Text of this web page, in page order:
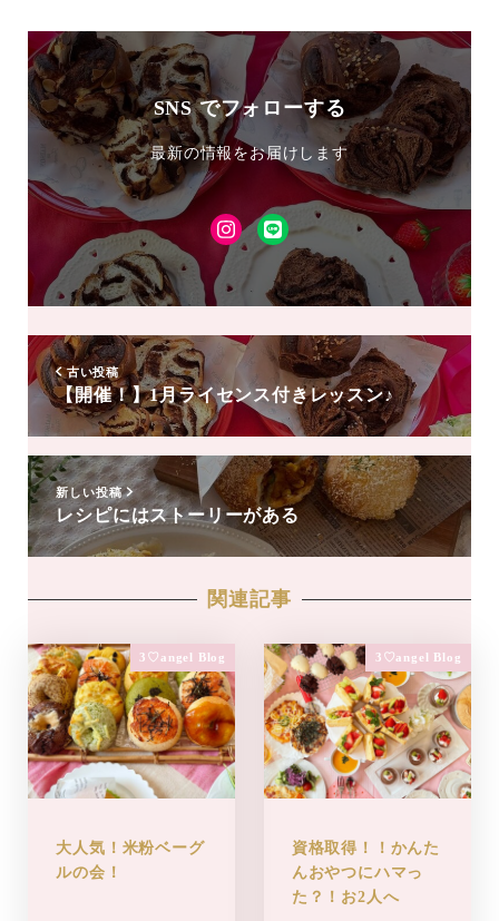
SNS でフォローする
最新の情報をお届けします
Instagram
LINE
友
達
追
加
古い投稿
【開催！】1月ライセンス付きレッスン♪
新しい投稿
レシピにはストーリーがある
関連記事
3♡angel Blog
大人気！米粉ベーグ
ルの会！
3♡angel Blog
資格取得！！かんた
んおやつにハマっ
た？！お2人へ